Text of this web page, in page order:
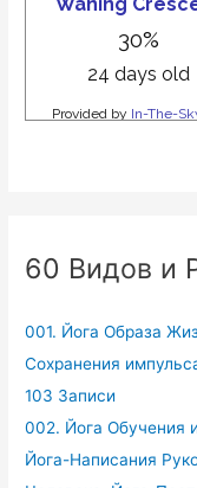
60 Видов и
001. Йога Образа
Сохранения
103 Записи
002. Йога Обучения
Йога-Написания